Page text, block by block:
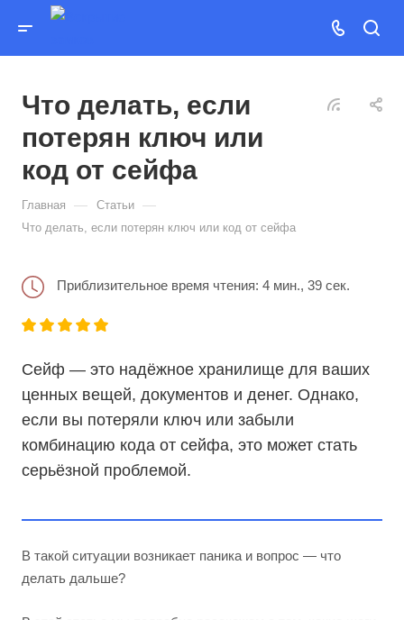
Что делать, если
потерян ключ или
код от сейфа
Главная — Статьи —
Что делать, если потерян ключ или код от сейфа
Приблизительное время чтения: 4 мин., 39 сек.
Сейф — это надёжное хранилище для ваших
ценных вещей, документов и денег. Однако,
если вы потеряли ключ или забыли
комбинацию кода от сейфа, это может стать
серьёзной проблемой.
В такой ситуации возникает паника и вопрос — что
делать дальше?